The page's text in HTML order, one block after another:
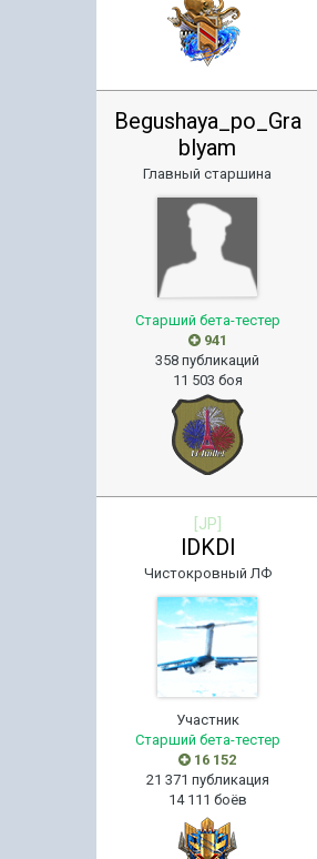
Begushaya_po_Gra
blyam
Главный старшина
Старший бета-тестер
941
358 публикаций
11 503 боя
[JP]
lDKDl
Чистокровный ЛФ
Участник
Старший бета-тестер
16 152
21 371 публикация
14 111 боёв